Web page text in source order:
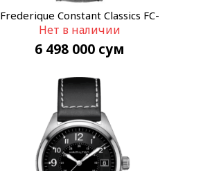
Frederique Constant Classics FC-
225GT5B6
Нет в наличии
6 498 000 сум